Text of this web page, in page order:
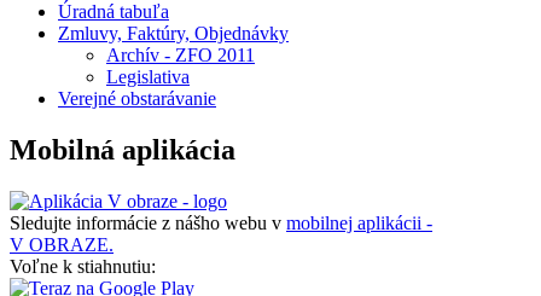
Úradná tabuľa
Zmluvy, Faktúry, Objednávky
Archív - ZFO 2011
Legislativa
Verejné obstarávanie
Mobilná aplikácia
Sledujte informácie z nášho webu v mobilnej aplikácii -
V OBRAZE.
Voľne k stiahnutiu: